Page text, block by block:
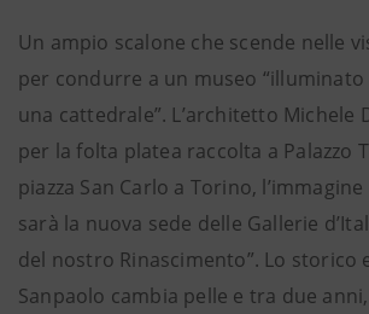
Un ampio scalone che scende nelle
per condurre a un museo “illuminato
una cattedrale”. L’architetto Michele
per la folta platea raccolta a Palazzo
piazza San Carlo a Torino,
sarà la nuova sede delle Gallerie
del nostro Rinascimento”. Lo storico
Sanpaolo cambia pelle e tra due